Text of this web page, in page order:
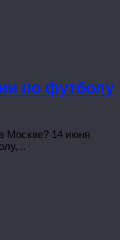
по футболу
Москве? 14 июня